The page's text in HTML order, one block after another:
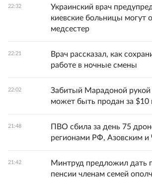
22:32
Украинский врач
киевские больницы могут
медсестер
22:21
Врач рассказал, как
работе в ночные смены
22:02
Забитый Марадоной рукой
может быть продан за $10
21:48
ПВО сбила за день 75
регионами РФ, Азовским
21:42
Минтруд предложил дать
пенсии членам семей